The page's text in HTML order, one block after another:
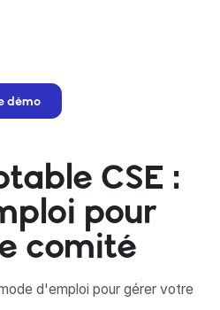
démo
CSE :
pour
comité